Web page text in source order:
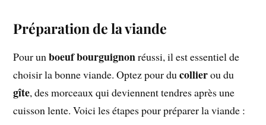
Préparation de la viande
Pour unboeuf bourguignonréussi, il est essentiel de
choisir la bonne viande. Optez pour ducollierou du
gîte, des morceaux qui deviennent tendres après une
cuisson lente. Voici les étapes pour préparer la viande :